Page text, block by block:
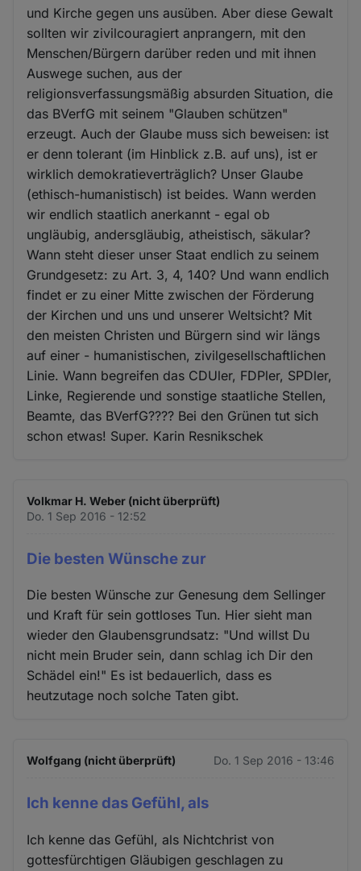
und Kirche gegen uns ausüben. Aber diese Gewalt
sollten wir zivilcouragiert anprangern, mit den
Menschen/Bürgern darüber reden und mit ihnen
Auswege suchen, aus der
religionsverfassungsmäßig absurden Situation, die
das BVerfG mit seinem "Glauben schützen"
erzeugt. Auch der Glaube muss sich beweisen: ist
er denn tolerant (im Hinblick z.B. auf uns), ist er
wirklich demokratieverträglich? Unser Glaube
(ethisch-humanistisch) ist beides. Wann werden
wir endlich staatlich anerkannt - egal ob
ungläubig, andersgläubig, atheistisch, säkular?
Wann steht dieser unser Staat endlich zu seinem
Grundgesetz: zu Art. 3, 4, 140? Und wann endlich
findet er zu einer Mitte zwischen der Förderung
der Kirchen und uns und unserer Weltsicht? Mit
den meisten Christen und Bürgern sind wir längs
auf einer - humanistischen, zivilgesellschaftlichen
Linie. Wann begreifen das CDUler, FDPler, SPDler,
Linke, Regierende und sonstige staatliche Stellen,
Beamte, das BVerfG???? Bei den Grünen tut sich
schon etwas! Super. Karin Resnikschek
Volkmar H. Weber (nicht überprüft)
Do. 1 Sep 2016 - 12:52
Die besten Wünsche zur
Die besten Wünsche zur Genesung dem Sellinger
und Kraft für sein gottloses Tun. Hier sieht man
wieder den Glaubensgrundsatz: "Und willst Du
nicht mein Bruder sein, dann schlag ich Dir den
Schädel ein!" Es ist bedauerlich, dass es
heutzutage noch solche Taten gibt.
Wolfgang (nicht überprüft) Do. 1 Sep 2016 - 13:46
Ich kenne das Gefühl, als
Ich kenne das Gefühl, als Nichtchrist von
gottesfürchtigen Gläubigen geschlagen zu